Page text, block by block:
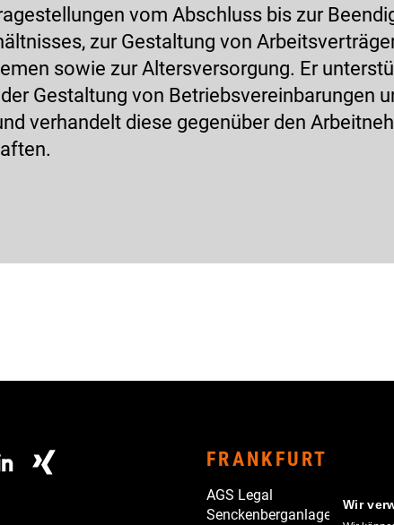
vom Abschluss bis zur
zur Gestaltung von
sowie zur Altersversorgung. Er
Gestaltung von Betriebsvereinbarungen
verhandelt diese gegenüber den
FRANKFURT
AGS Legal
Senckenberganlage 19
Wir